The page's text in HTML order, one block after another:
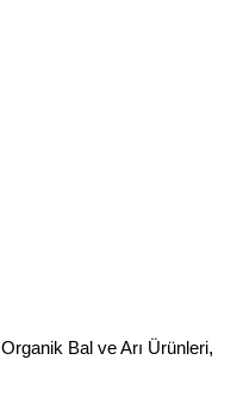
Organik Bal ve Arı Ürünleri,